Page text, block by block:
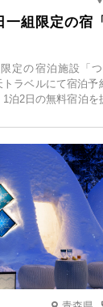
一組限定の宿
定の宿泊施設「
ラベルにて宿泊予
泊2日の無料宿泊
、大切な人との特